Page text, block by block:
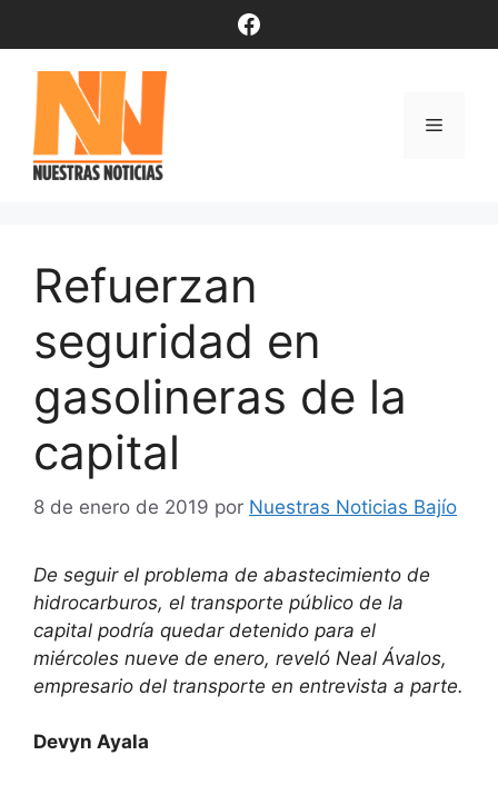
contenido
Facebook
Menú
Refuerzan
seguridad en
gasolineras de la
capital
8 de enero de 2019 por Nuestras Noticias Bajío
De seguir el problema de abastecimiento de
hidrocarburos, el transporte público de la
capital podría quedar detenido para el
miércoles nueve de enero, reveló Neal Ávalos,
empresario del transporte en entrevista a parte.
Devyn Ayala